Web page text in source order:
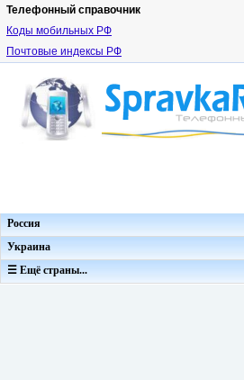
Телефонный справочник
Коды мобильных РФ
Почтовые индексы РФ
Россия
Украина
☰ Ещё страны...